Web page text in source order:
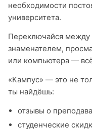
необходимости
университета.
Переключайся между
знаменателем,
или компьютера —
«Кампус» — это не
ты найдёшь:
отзывы о
студенческие